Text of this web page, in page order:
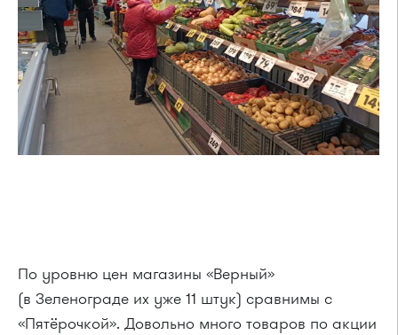
По уровню цен магазины «Верный»
(в Зеленограде их уже 11 штук) сравнимы с
«Пятёрочкой». Довольно много товаров по акции